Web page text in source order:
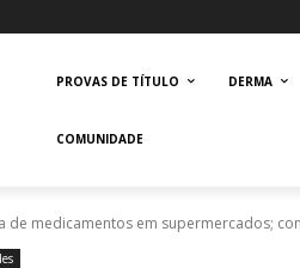
PROVAS DE TÍTULO DERMA
COMUNIDADE
de medicamentos em supermercados;